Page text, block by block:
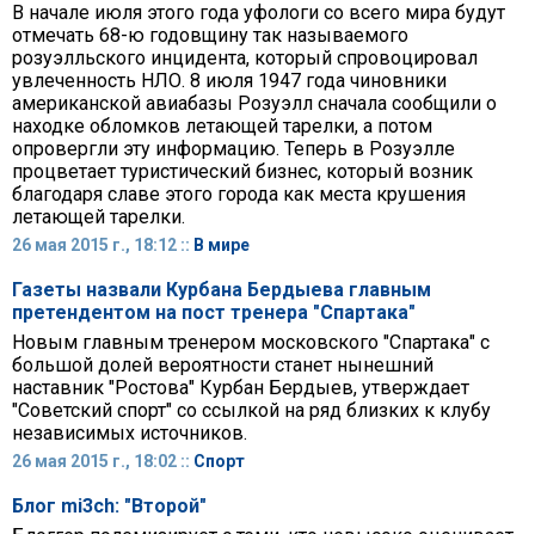
В начале июля этого года уфологи со всего мира будут
отмечать 68-ю годовщину так называемого
розуэлльского инцидента, который спровоцировал
увлеченность НЛО. 8 июля 1947 года чиновники
американской авиабазы Розуэлл сначала сообщили о
находке обломков летающей тарелки, а потом
опровергли эту информацию. Теперь в Розуэлле
процветает туристический бизнес, который возник
благодаря славе этого города как места крушения
летающей тарелки.
26 мая 2015 г., 18:12 :: В мире
Газеты назвали Курбана Бердыева главным
претендентом на пост тренера "Спартака"
Новым главным тренером московского "Спартака" с
большой долей вероятности станет нынешний
наставник "Ростова" Курбан Бердыев, утверждает
"Советский спорт" со ссылкой на ряд близких к клубу
независимых источников.
26 мая 2015 г., 18:02 :: Спорт
Блог mi3ch: "Второй"